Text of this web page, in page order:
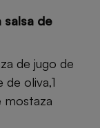
salsa de
de jugo de
oliva,1
mostaza